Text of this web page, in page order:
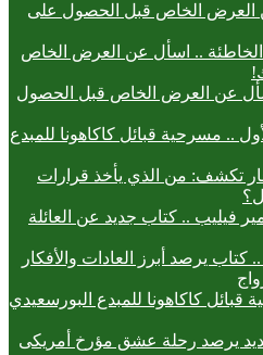
الخاص قبل الحصول على
الخاطئة .. اسأل عن العرض الخاص
عن العرض الخاص قبل الحصول
.. مسرحية قبائل كاكاهونا للمبدع
تكشف: من الذي يأخذ قرارات
فيليب .. كتاب جديد عن العائلة
كتاب يرصد أبرز العادات والأفكار
كاكاهونا للمبدع البورسعيدي
يرصد رحلة عشق مؤرخ أمريكى